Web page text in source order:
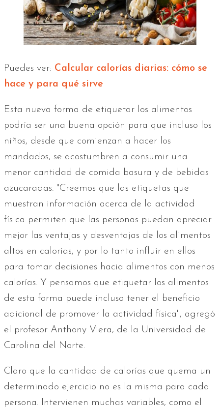
Puedes ver: Calcular calorías diarias: cómo se
hace y para qué sirve
Esta nueva forma de etiquetar los alimentos
podría ser una buena opción para que incluso los
niños, desde que comienzan a hacer los
mandados, se acostumbren a consumir una
menor cantidad de comida basura y de bebidas
azucaradas. "Creemos que las etiquetas que
muestran información acerca de la actividad
física permiten que las personas puedan apreciar
mejor las ventajas y desventajas de los alimentos
altos en calorías, y por lo tanto influir en ellos
para tomar decisiones hacia alimentos con menos
calorías. Y pensamos que etiquetar los alimentos
de esta forma puede incluso tener el beneficio
adicional de promover la actividad física", agregó
el profesor Anthony Viera, de la Universidad de
Carolina del Norte.
Claro que la cantidad de calorías que quema un
determinado ejercicio no es la misma para cada
persona. Intervienen muchas variables, como el